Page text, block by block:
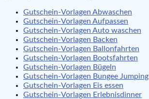
Gutschein-Vorlagen Abwaschen
Gutschein-Vorlagen Aufpassen
Gutschein-Vorlagen Auto waschen
Gutschein-Vorlagen Backen
Gutschein-Vorlagen Ballonfahrten
Gutschein-Vorlagen Bootsfahrten
Gutschein-Vorlagen Bügeln
Gutschein-Vorlagen Bungee Jumping
Gutschein-Vorlagen Eis essen
Gutschein-Vorlagen Erlebnisdinner